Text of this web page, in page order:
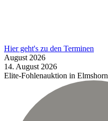
Hier geht's zu den Terminen
August 2026
14. August 2026
Elite-Fohlenauktion in Elmshorn